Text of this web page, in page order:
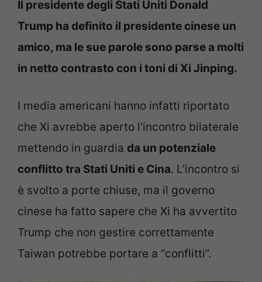
Il presidente degli Stati Uniti Donald
Trump ha definito il presidente cinese un
amico, ma le sue parole sono parse a molti
in netto contrasto con i toni di Xi Jinping.
I media americani hanno infatti riportato
che Xi avrebbe aperto l’incontro bilaterale
mettendo in guardia da un potenziale
conflitto tra Stati Uniti e Cina. L’incontro si
è svolto a porte chiuse, ma il governo
cinese ha fatto sapere che Xi ha avvertito
Trump che non gestire correttamente
Taiwan potrebbe portare a “conflitti”.